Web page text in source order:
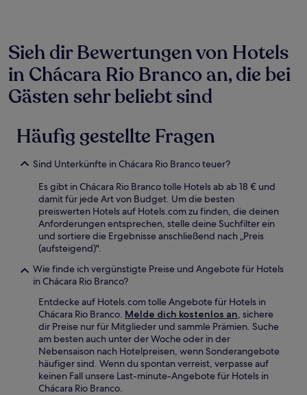
können
zusätzliche
Bedingungen
gelten.
Sieh dir Bewertungen von Hotels
in Chácara Rio Branco an, die bei
Gästen sehr beliebt sind
Häufig gestellte Fragen
Sind Unterkünfte in Chácara Rio Branco teuer?
Es gibt in Chácara Rio Branco tolle Hotels ab ab 18 € und
damit für jede Art von Budget. Um die besten
preiswerten Hotels auf Hotels.com zu finden, die deinen
Anforderungen entsprechen, stelle deine Suchfilter ein
und sortiere die Ergebnisse anschließend nach „Preis
(aufsteigend)".
Wie finde ich vergünstigte Preise und Angebote für Hotels
in Chácara Rio Branco?
Entdecke auf Hotels.com tolle Angebote für Hotels in
Chácara Rio Branco. Melde dich kostenlos an, sichere
dir Preise nur für Mitglieder und sammle Prämien. Suche
am besten auch unter der Woche oder in der
Nebensaison nach Hotelpreisen, wenn Sonderangebote
häufiger sind. Wenn du spontan verreist, verpasse auf
keinen Fall unsere Last-minute-Angebote für Hotels in
Chácara Rio Branco.